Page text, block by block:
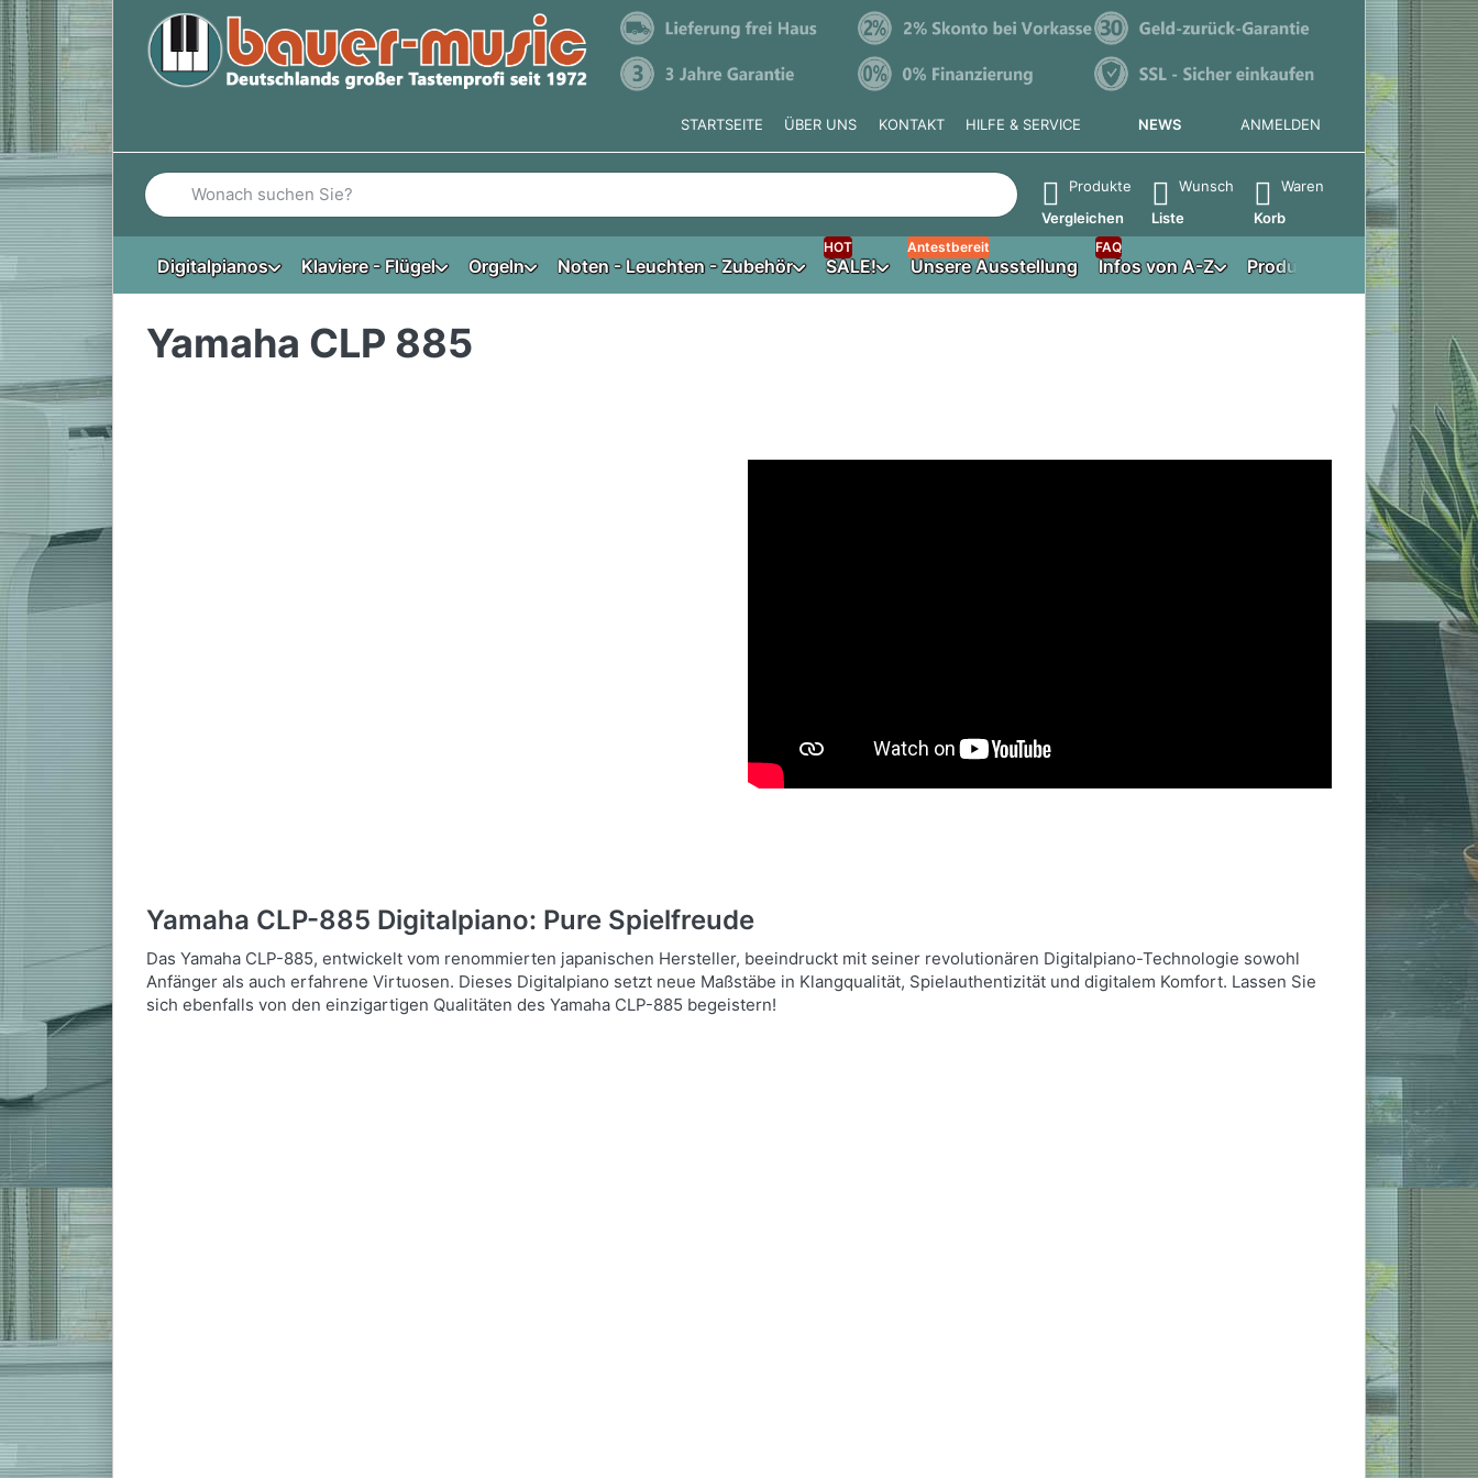
STARTSEITE ÜBER UNS KONTAKT HILFE & SERVICE NEWS ANMELDEN
Geben Sie einen Suchbegriff ein. Während Sie tippen, erscheinen automatisch erste Ergebnisse. Drücken Sie die Eingabetaste, um alle Ergebnisse aufzurufen.
Produkte
Vergleichen
Wunsch
Liste
Waren
Korb
Digitalpianos Klaviere - Flügel Orgeln Noten - Leuchten - Zubehör SALE!
HOT
Unsere Ausstellung
Antestbereit
Infos von A-Z
FAQ
Produktberater
Yamaha CLP 885
Yamaha CLP-885 Digitalpiano: Pure Spielfreude
Das Yamaha CLP-885, entwickelt vom renommierten japanischen Hersteller, beeindruckt mit seiner revolutionären Digitalpiano-Technologie sowohl
Anfänger als auch erfahrene Virtuosen. Dieses Digitalpiano setzt neue Maßstäbe in Klangqualität, Spielauthentizität und digitalem Komfort. Lassen Sie
sich ebenfalls von den einzigartigen Qualitäten des Yamaha CLP-885 begeistern!